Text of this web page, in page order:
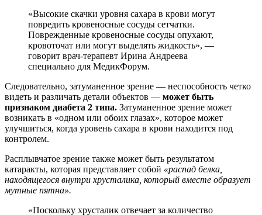
«Высокие скачки уровня сахара в крови могут
повредить кровеносные сосуды сетчатки.
Поврежденные кровеносные сосуды опухают,
кровоточат или могут выделять жидкость», —
говорит врач-терапевт Ирина Андреева
специально для МедикФорум.
Следовательно, затуманенное зрение — неспособность четко
видеть и различать детали объектов — может быть
признаком диабета 2 типа. Затуманенное зрение может
возникать в «одном или обоих глазах», которое может
улучшиться, когда уровень сахара в крови находится под
контролем.
Расплывчатое зрение также может быть результатом
катаракты, которая представляет собой «распад белка,
находящегося внутри хрусталика, который вместе образует
мутные пятна».
«Поскольку хрусталик отвечает за количество